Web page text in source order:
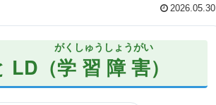
2026.05.30
LD（学習障害
がくしゅうしょうがい
）